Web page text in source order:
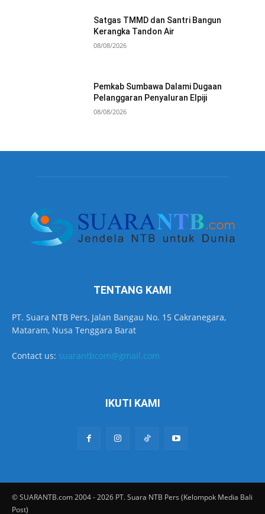
Satgas TMMD dan Santri Bangun
Kerangka Tandon Air
08/08/2026
Pemkab Sumbawa Dalami Dugaan
Pelanggaran Penyaluran Elpiji
08/08/2026
TENTANG KAMI
PT. Suara NTB Pers, Jalan Bangau No. 15 Cakranegara,
Mataram, Nusa Tenggara Barat
Contact us: suarantbcom@gmail.com
IKUTI KAMI
© SUARANTB.com 2004 - 2026 PT. Suara NTB Pers (Kelompok Media Bali
Post)